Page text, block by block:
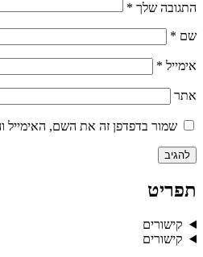
התגובה שלך *
שם *
אימייל *
אתר
שמור בדפדפן זה את השם,
תפריט
קישורים
קישורים